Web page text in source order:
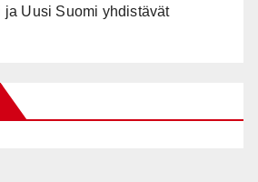
ja Uusi Suomi yhdistävät